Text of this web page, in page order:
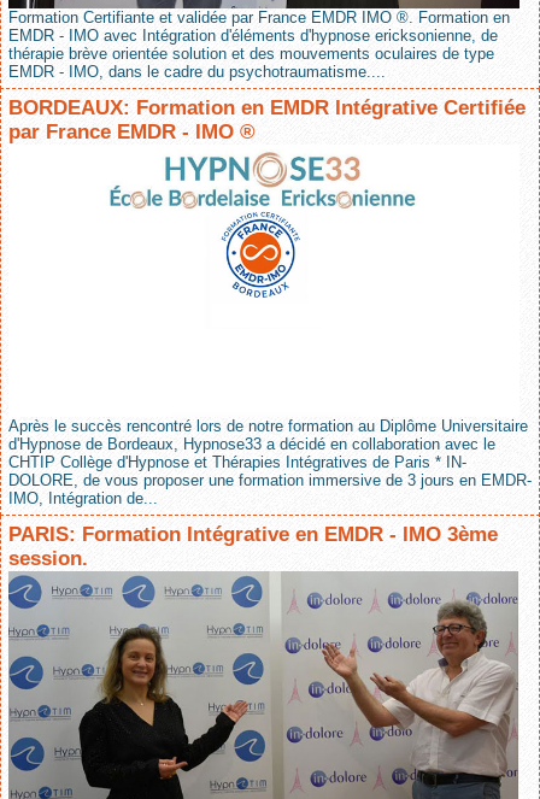
Formation Certifiante et validée par France EMDR IMO ®. Formation en
EMDR - IMO avec Intégration d'éléments d'hypnose ericksonienne, de
thérapie brève orientée solution et des mouvements oculaires de type
EMDR - IMO, dans le cadre du psychotraumatisme....
BORDEAUX: Formation en EMDR Intégrative Certifiée
par France EMDR - IMO ®
Après le succès rencontré lors de notre formation au Diplôme Universitaire
d'Hypnose de Bordeaux, Hypnose33 a décidé en collaboration avec le
CHTIP Collège d'Hypnose et Thérapies Intégratives de Paris * IN-
DOLORE, de vous proposer une formation immersive de 3 jours en EMDR-
IMO, Intégration de...
PARIS: Formation Intégrative en EMDR - IMO 3ème
session.